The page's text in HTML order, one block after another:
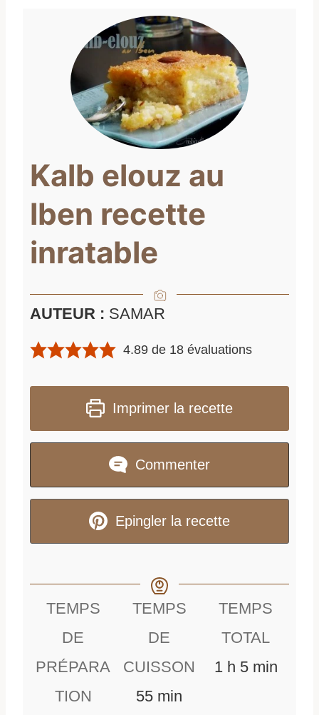
Kalb elouz au
lben recette
inratable
AUTEUR : SAMAR
4.89 de 18 évaluations
Imprimer la recette
Commenter
Epingler la recette
TEMPS
DE
PRÉPARA
TION
TEMPS
DE
CUISSON
55mmin
TEMPS
TOTAL
1hh 5mmin